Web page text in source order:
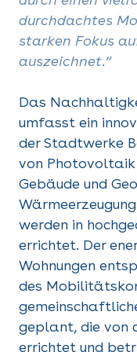
durchdachtes
starken Fokus
auszeichnet.“
Das
umfasst ein
der Stadtwerke
von
Gebäude und
werden in
errichtet. Der
Wohnungen
des
geplant, die von
errichtet und